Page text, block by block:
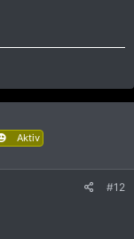
Aktiv
#12